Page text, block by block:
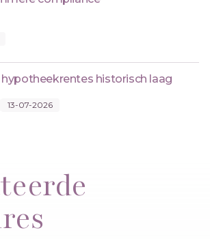
historisch laag
13-07-2026